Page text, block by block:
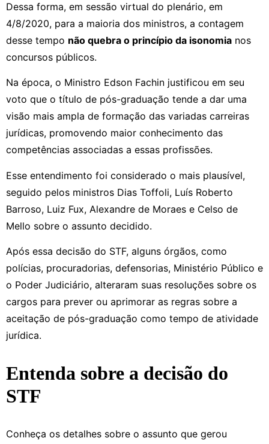
Dessa forma, em sessão virtual do plenário, em
4/8/2020, para a maioria dos ministros, a contagem
desse tempo não quebra o princípio da isonomia nos
concursos públicos.
Na época, o Ministro Edson Fachin justificou em seu
voto que o título de pós-graduação tende a dar uma
visão mais ampla de formação das variadas carreiras
jurídicas, promovendo maior conhecimento das
competências associadas a essas profissões.
Esse entendimento foi considerado o mais plausível,
seguido pelos ministros Dias Toffoli, Luís Roberto
Barroso, Luiz Fux, Alexandre de Moraes e Celso de
Mello sobre o assunto decidido.
Após essa decisão do STF, alguns órgãos, como
polícias, procuradorias, defensorias, Ministério Público e
o Poder Judiciário, alteraram suas resoluções sobre os
cargos para prever ou aprimorar as regras sobre a
aceitação de pós-graduação como tempo de atividade
jurídica.
Entenda sobre a decisão do
STF
Conheça os detalhes sobre o assunto que gerou